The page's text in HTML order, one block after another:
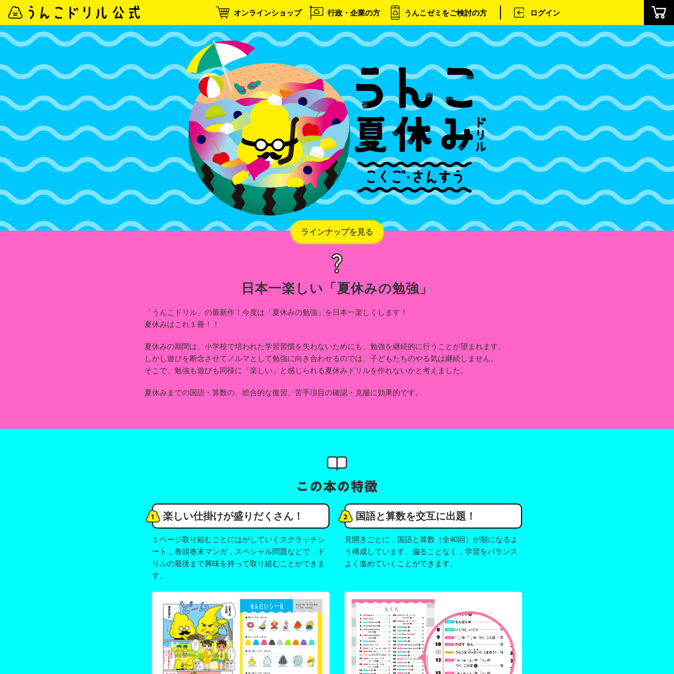
オンラインショップ 行政・企業の方 うんこゼミをご検討の方 ログイン
ラインナップを見る
日本一楽しい「夏休みの勉強」
「うんこドリル」の最新作！今度は「夏休みの勉強」を日本一楽しくします！
夏休みはこれ１冊！！
夏休みの期間は、小学校で培われた学習習慣を失わないためにも、勉強を継続的に行うことが望まれます。
しかし遊びを断念させてノルマとして勉強に向き合わせるのでは、子どもたちのやる気は継続しません。
そこで、勉強も遊びも同様に「楽しい」と感じられる夏休みドリルを作れないかと考えました。
夏休みまでの国語・算数の、総合的な復習、苦手項目の確認・克服に効果的です。
楽しい仕掛けが盛りだくさん！
１ページ取り組むごとにはがしていくスクラッチシ
ート，巻頭巻末マンガ，スペシャル問題などで，ド
リルの最後まで興味を持って取り組むことができま
す。
国語と算数を交互に出題！
見開きごとに，国語と算数（全40回）が順になるよ
う構成しています。偏ることなく，学習をバランス
よく進めていくことができます。